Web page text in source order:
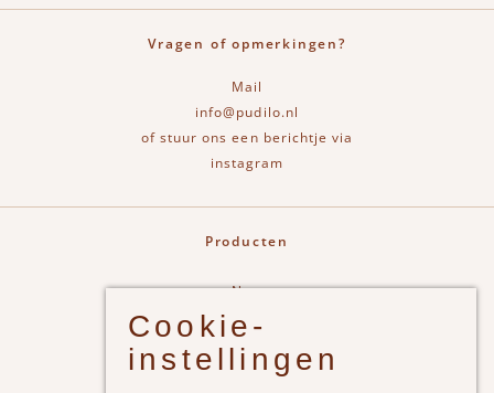
Vragen of opmerkingen?
Mail
info@pudilo.nl
of stuur ons een berichtje via
instagram
Producten
New
Jongens
Meisjes
Cookie-
instellingen